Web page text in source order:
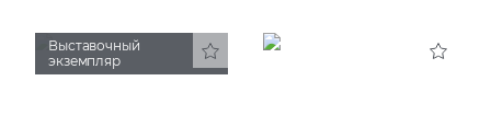
Выставочный
экземпляр